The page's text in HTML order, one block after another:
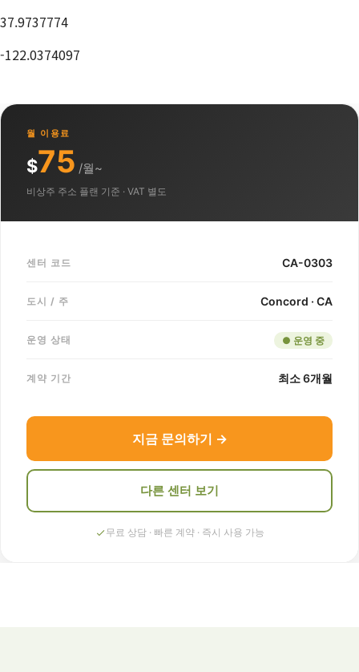
37.9737774
-122.0374097
월 이용료
$75 /월~
비상주 주소 플랜 기준 · VAT 별도
센터 코드 CA-0303
도시 / 주 Concord · CA
운영 상태 ● 운영 중
계약 기간 최소 6개월
지금 문의하기 →
다른 센터 보기
무료 상담 · 빠른 계약 · 즉시 사용 가능